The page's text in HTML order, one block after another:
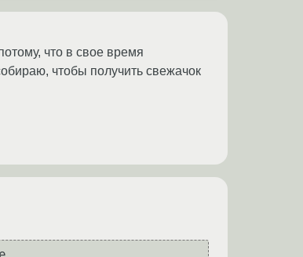
что в свое время
чтобы получить свежачок